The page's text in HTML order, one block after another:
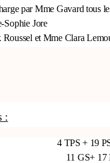
par Mme Gavard tous
Sophie Jore
Roussel et Mme Clara
:
4 TPS + 19
11 GS+ 17